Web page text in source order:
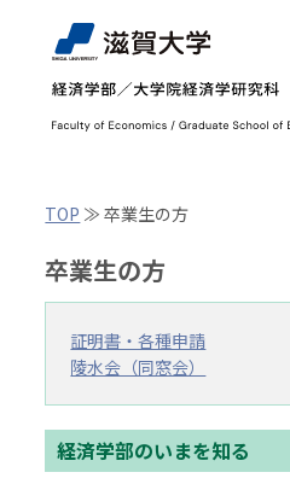
TOP ≫卒業生の方
卒業生の方
証明書・各種申請
陵水会（同窓会）
経済学部のいまを知る